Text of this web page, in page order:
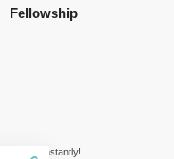
Fellowship
articles instantly!